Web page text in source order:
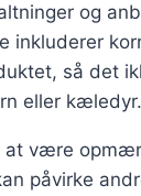
og
inkluderer
så det
eller kæledyr.
at være
påvirke